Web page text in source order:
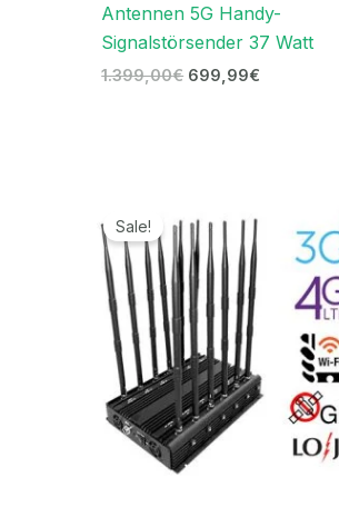
Antennen 5G Handy-
Signalstörsender 37 Watt
1.399,00€ 699,99€
Sale!
Preis
war:
1.199,00€
Preis
ist:
569,99€.